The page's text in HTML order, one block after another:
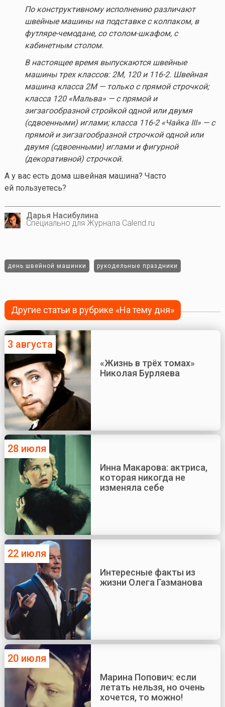
По конструктивному исполнению различают
швейные машины на подставке с колпаком, в
футляре-чемодане, со столом-шкафом, с
кабинетным столом.
В настоящее время выпускаются швейные
машины трех классов: 2М, 120 и 116-2. Швейная
машина класса 2М — только с прямой строчкой;
класса 120 «Мальва» — с прямой и
зигзагообразной стройкой одной или двумя
(сдвоенными) иглами; класса 116-2 «Чайка III» — с
прямой и зигзагообразной строчкой одной или
двумя (сдвоенными) иглами и фигурной
(декоративной) строчкой.
А у вас есть дома швейная машина? Часто
ей пользуетесь?
Дарья Насибулина
Специально для Журнала Calend.ru
день швейной машинки рукодельные праздники
Другие статьи в рубрике «На тему дня»
3 августа
«Жизнь в трёх томах»
Николая Бурляева
28 июля
Инна Макарова: актриса,
которая никогда не
изменяла себе
22 июля
Интересные факты из
жизни Олега Газманова
20 июля
Марина Попович: если
летать нельзя, но очень
хочется, то можно!